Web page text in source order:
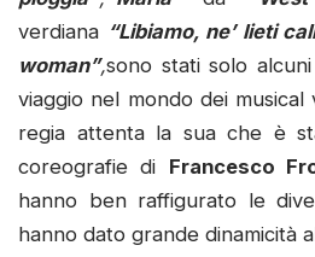
verdiana “Libiamo, ne’ lieti
woman”,sono stati solo
viaggio nel mondo dei
regia attenta la sua che è
coreografie di Francesco
hanno ben raffigurato le
hanno dato grande dinamicità